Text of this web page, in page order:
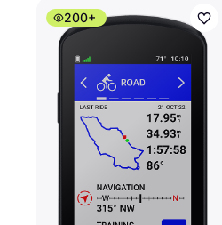
200+